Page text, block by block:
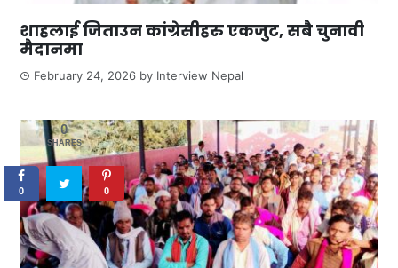
शाहलाई जिताउन कांग्रेसीहरु एकजुट, सबै चुनावी
मैदानमा
February 24, 2026 by Interview Nepal
0
SHARES
0 0